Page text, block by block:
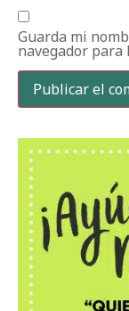
Guarda mi
navegador para